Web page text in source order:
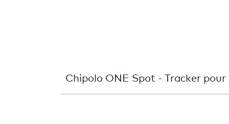
Chipolo ONE Spot - Tracker pour